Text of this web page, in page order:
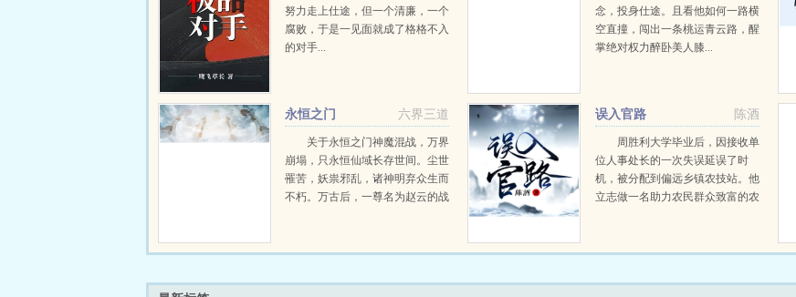
努力走上仕途，但一个清廉，一个
腐败，于是一见面就成了格格不入
的对手...
念，投身仕途。且看他如何一路横
空直撞，闯出一条桃运青云路，醒
掌绝对权力醉卧美人膝...
六界三道
永恒之门
关于永恒之门神魔混战，万界
崩塌，只永恒仙域长存世间。尘世
罹苦，妖祟邪乱，诸神明弃众生而
不朽。万古后，一尊名为赵云的战
恒仙域，以神之名，君临万道。自
陈酒
误入官路
周胜利大学毕业后，因接收单
位人事处长的一次失误延误了时
机，被分配到偏远乡镇农技站。他
立志做一名助力农民群众致富的农
明升暗降，一路沉浮，直至权力巅